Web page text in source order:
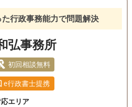
日相談可 初回相談無料
面談可
行政事務能力で問題解決
弘事務所
初回相談無料
e行政書士提携
エリア